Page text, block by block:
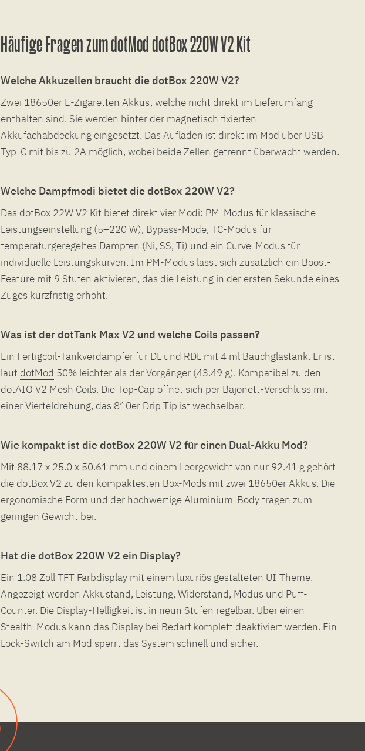
Häufige Fragen zum dotMod dotBox 220W V2 Kit
Welche Akkuzellen braucht die dotBox 220W V2?
Zwei 18650er E-Zigaretten Akkus, welche nicht direkt im Lieferumfang
enthalten sind. Sie werden hinter der magnetisch fixierten
Akkufachabdeckung eingesetzt. Das Aufladen ist direkt im Mod über USB
Typ-C mit bis zu 2A möglich, wobei beide Zellen getrennt überwacht werden.
Welche Dampfmodi bietet die dotBox 220W V2?
Das dotBox 22W V2 Kit bietet direkt vier Modi: PM-Modus für klassische
Leistungseinstellung (5–220 W), Bypass-Mode, TC-Modus für
temperaturgeregeltes Dampfen (Ni, SS, Ti) und ein Curve-Modus für
individuelle Leistungskurven. Im PM-Modus lässt sich zusätzlich ein Boost-
Feature mit 9 Stufen aktivieren, das die Leistung in der ersten Sekunde eines
Zuges kurzfristig erhöht.
Was ist der dotTank Max V2 und welche Coils passen?
Ein Fertigcoil-Tankverdampfer für DL und RDL mit 4 ml Bauchglastank. Er ist
laut dotMod 50% leichter als der Vorgänger (43.49 g). Kompatibel zu den
dotAIO V2 Mesh Coils. Die Top-Cap öffnet sich per Bajonett-Verschluss mit
einer Vierteldrehung, das 810er Drip Tip ist wechselbar.
Wie kompakt ist die dotBox 220W V2 für einen Dual-Akku Mod?
Mit 88.17 x 25.0 x 50.61 mm und einem Leergewicht von nur 92.41 g gehört
die dotBox V2 zu den kompaktesten Box-Mods mit zwei 18650er Akkus. Die
ergonomische Form und der hochwertige Aluminium-Body tragen zum
geringen Gewicht bei.
Hat die dotBox 220W V2 ein Display?
Ein 1.08 Zoll TFT Farbdisplay mit einem luxuriös gestalteten UI-Theme.
Angezeigt werden Akkustand, Leistung, Widerstand, Modus und Puff-
Counter. Die Display-Helligkeit ist in neun Stufen regelbar. Über einen
Stealth-Modus kann das Display bei Bedarf komplett deaktiviert werden. Ein
Lock-Switch am Mod sperrt das System schnell und sicher.